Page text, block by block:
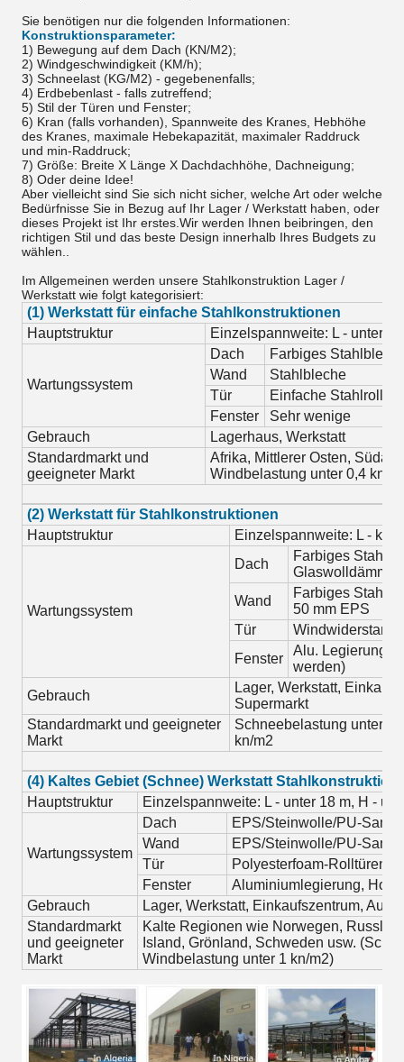
Sie benötigen nur die folgenden Informationen:
Konstruktionsparameter:
1) Bewegung auf dem Dach (KN/M2);
2) Windgeschwindigkeit (KM/h);
3) Schneelast (KG/M2) - gegebenenfalls;
4) Erdbebenlast - falls zutreffend;
5) Stil der Türen und Fenster;
6) Kran (falls vorhanden), Spannweite des Kranes, Hebhöhe
des Kranes, maximale Hebekapazität, maximaler Raddruck
und min-Raddruck;
7) Größe: Breite X Länge X Dachdachhöhe, Dachneigung;
8) Oder deine Idee!
Aber vielleicht sind Sie sich nicht sicher, welche Art oder welche
Bedürfnisse Sie in Bezug auf Ihr Lager / Werkstatt haben, oder
dieses Projekt ist Ihr erstes.Wir werden Ihnen beibringen, den
richtigen Stil und das beste Design innerhalb Ihres Budgets zu
wählen..
Im Allgemeinen werden unsere Stahlkonstruktion Lager /
Werkstatt wie folgt kategorisiert:
(1) Werkstatt für einfache Stahlkonstruktionen
Hauptstruktur
Einzelspannweite: L - unter
Wartungssystem
Dach
Farbiges Stahlblech
Wand
Stahlbleche
Tür
Einfache
Fenster
Sehr wenige
Gebrauch
Lagerhaus, Werkstatt
Standardmarkt und
geeigneter Markt
Afrika, Mittlerer Osten,
Windbelastung unter 0,4 kn/
(2) Werkstatt für Stahlkonstruktionen
Hauptstruktur
Einzelspannweite: L -
Wartungssystem
Dach
Farbiges
Wand
Farbiges
50 mm EPS
Tür
Windwiderstand
Fenster
Alu. Legierung
werden)
Gebrauch
Lager, Werkstatt,
Supermarkt
Standardmarkt und geeigneter
Markt
Schneebelastung unter
kn/m2
(4) Kaltes Gebiet (Schnee) Werkstatt Stahlkonstruktion
Hauptstruktur
Einzelspannweite: L - unter 18 m, H -
Wartungssystem
Dach
EPS/Steinwolle/PU-
Wand
EPS/Steinwolle/PU-
Tür
Polyesterfoam-Rolltüren
Fenster
Aluminiumlegierung,
Gebrauch
Lager, Werkstatt, Einkaufszentrum,
Standardmarkt
und geeigneter
Markt
Kalte Regionen wie Norwegen,
Island, Grönland, Schweden usw.
Windbelastung unter 1 kn/m2)